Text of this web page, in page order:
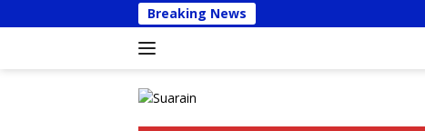
ke
Breaking News